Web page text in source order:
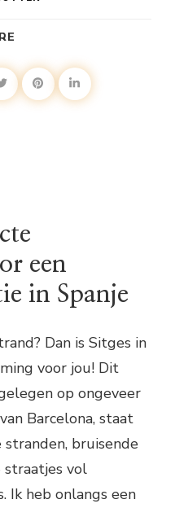
een
in Spanje
Dan is Sitges in
voor jou! Dit
op ongeveer
Barcelona, staat
bruisende
straatjes vol
Ik heb onlangs een